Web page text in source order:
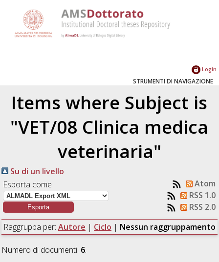
Login
STRUMENTI DI NAVIGAZIONE
Items where Subject is
"VET/08 Clinica medica
veterinaria"
Su di un livello
Esporta come
Atom
RSS 1.0
RSS 2.0
Raggruppa per: Autore | Ciclo | Nessun raggruppamento
Numero di documenti: 6.